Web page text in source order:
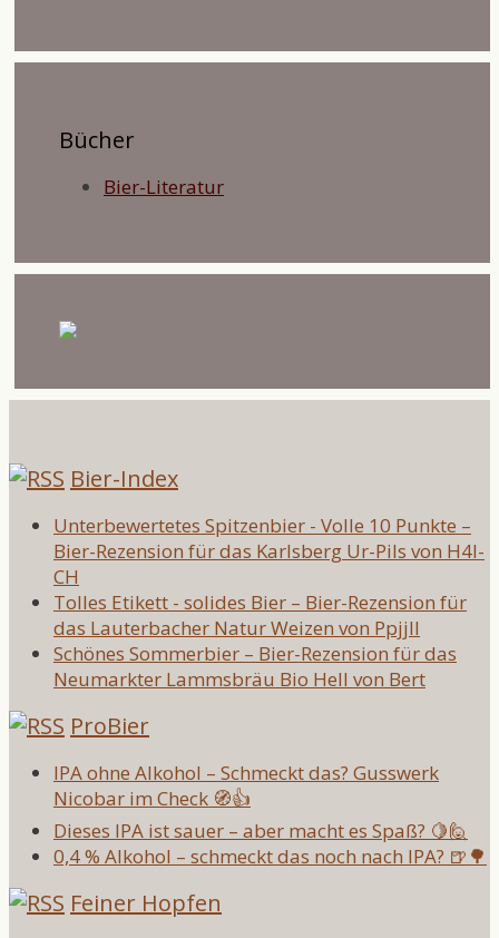
Bücher
Bier-Literatur
Bier-Index
Unterbewertetes Spitzenbier - Volle 10 Punkte –
Bier-Rezension für das Karlsberg Ur-Pils von H4l-
CH
Tolles Etikett - solides Bier – Bier-Rezension für
das Lauterbacher Natur Weizen von Ppjjll
Schönes Sommerbier – Bier-Rezension für das
Neumarkter Lammsbräu Bio Hell von Bert
ProBier
IPA ohne Alkohol – Schmeckt das? Gusswerk
Nicobar im Check 🧭👍
Dieses IPA ist sauer – aber macht es Spaß? 🍋🙋
0,4 % Alkohol – schmeckt das noch nach IPA? 🍺🌳
Feiner Hopfen